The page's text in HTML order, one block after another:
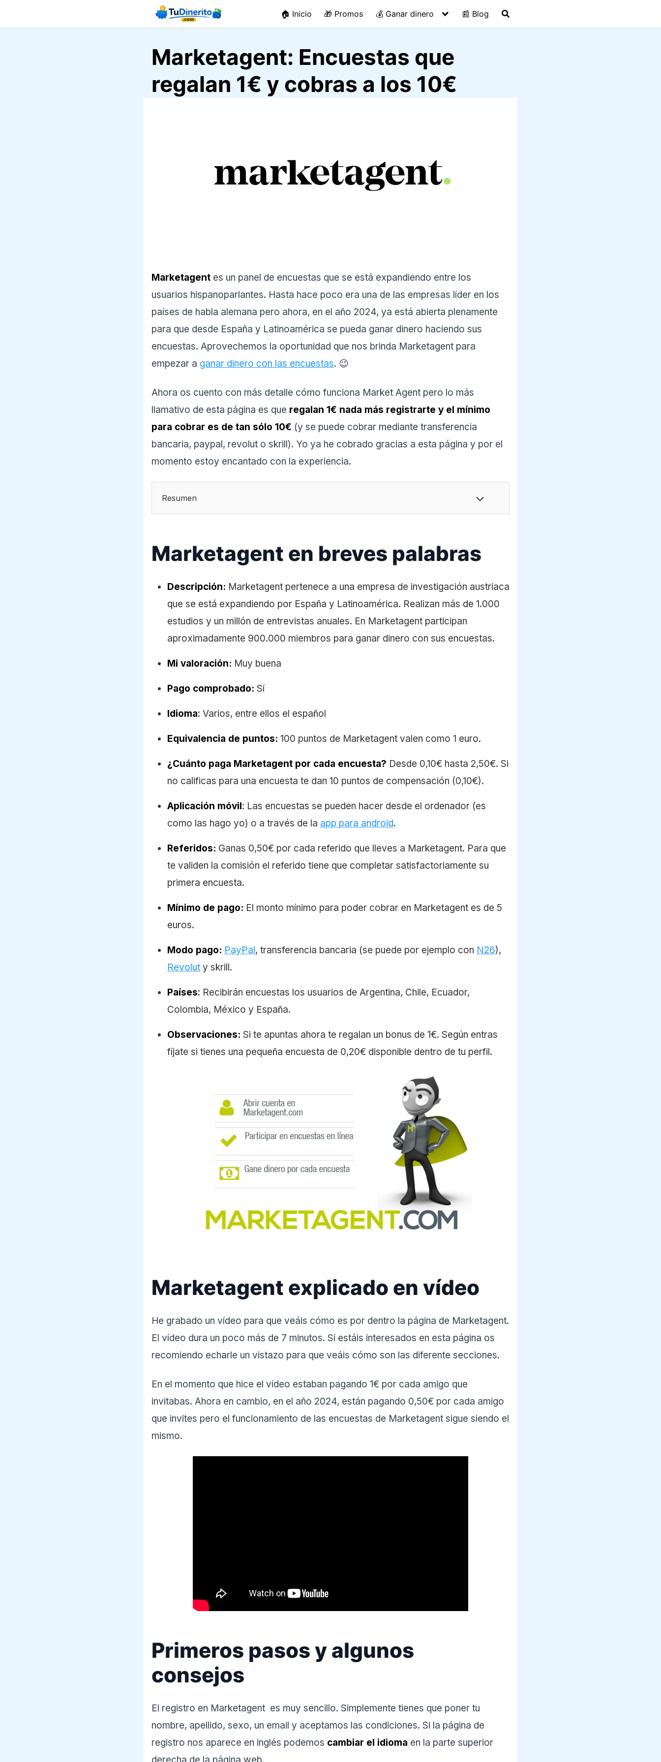
contenido
🏠 Inicio 🎁 Promos 💰 Ganar dinero 📰 Blog
Marketagent: Encuestas que
regalan 1€ y cobras a los 10€
Marketagent es un panel de encuestas que se está expandiendo entre los
usuarios hispanoparlantes. Hasta hace poco era una de las empresas líder en los
países de habla alemana pero ahora, en el año 2024, ya está abierta plenamente
para que desde España y Latinoamérica se pueda ganar dinero haciendo sus
encuestas. Aprovechemos la oportunidad que nos brinda Marketagent para
empezar a ganar dinero con las encuestas. 😉
Ahora os cuento con más detalle cómo funciona Market Agent pero lo más
llamativo de esta página es que regalan 1€ nada más registrarte y el mínimo
para cobrar es de tan sólo 10€ (y se puede cobrar mediante transferencia
bancaria, paypal, revolut o skrill). Yo ya he cobrado gracias a esta página y por el
momento estoy encantado con la experiencia.
Resumen
Marketagent en breves palabras
Descripción: Marketagent pertenece a una empresa de investigación austriaca
que se está expandiendo por España y Latinoamérica. Realizan más de 1.000
estudios y un millón de entrevistas anuales. En Marketagent participan
aproximadamente 900.000 miembros para ganar dinero con sus encuestas.
Mi valoración: Muy buena
Pago comprobado: Sí
Idioma: Varios, entre ellos el español
Equivalencia de puntos: 100 puntos de Marketagent valen como 1 euro.
¿Cuánto paga Marketagent por cada encuesta? Desde 0,10€ hasta 2,50€. Si
no calificas para una encuesta te dan 10 puntos de compensación (0,10€).
Aplicación móvil: Las encuestas se pueden hacer desde el ordenador (es
como las hago yo) o a través de la app para android.
Referidos: Ganas 0,50€ por cada referido que lleves a Marketagent. Para que
te validen la comisión el referido tiene que completar satisfactoriamente su
primera encuesta.
Mínimo de pago: El monto mínimo para poder cobrar en Marketagent es de 5
euros.
Modo pago: PayPal, transferencia bancaria (se puede por ejemplo con N26),
Revolut y skrill.
Países: Recibirán encuestas los usuarios de Argentina, Chile, Ecuador,
Colombia, México y España.
Observaciones: Si te apuntas ahora te regalan un bonus de 1€. Según entras
fíjate si tienes una pequeña encuesta de 0,20€ disponible dentro de tu perfil.
Marketagent explicado en vídeo
He grabado un vídeo para que veáis cómo es por dentro la página de Marketagent.
El vídeo dura un poco más de 7 minutos. Si estáis interesados en esta página os
recomiendo echarle un vistazo para que veáis cómo son las diferente secciones.
En el momento que hice el vídeo estaban pagando 1€ por cada amigo que
invitabas. Ahora en cambio, en el año 2024, están pagando 0,50€ por cada amigo
que invites pero el funcionamiento de las encuestas de Marketagent sigue siendo el
mismo.
Primeros pasos y algunos
consejos
El registro en Marketagent es muy sencillo. Simplemente tienes que poner tu
nombre, apellido, sexo, un email y aceptamos las condiciones. Si la página de
registro nos aparece en inglés podemos cambiar el idioma en la parte superior